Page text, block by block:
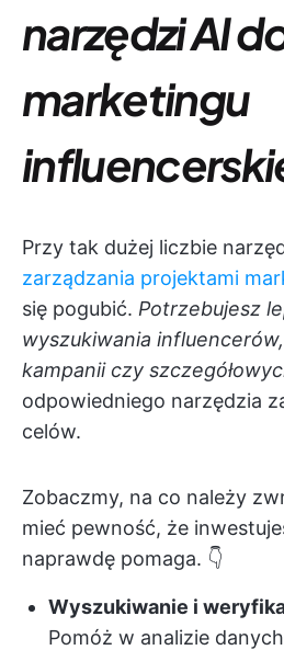
narzędzi AI
marketingu
Przy tak dużej liczbie
zarządzania projektami
się pogubić. Potrzebujesz
wyszukiwania
kampanii czy
odpowiedniego narzędzia
celów.
Zobaczmy, na co należy
mieć pewność, że
naprawdę pomaga. 👇
Wyszukiwanie i
Pomóż w analizie